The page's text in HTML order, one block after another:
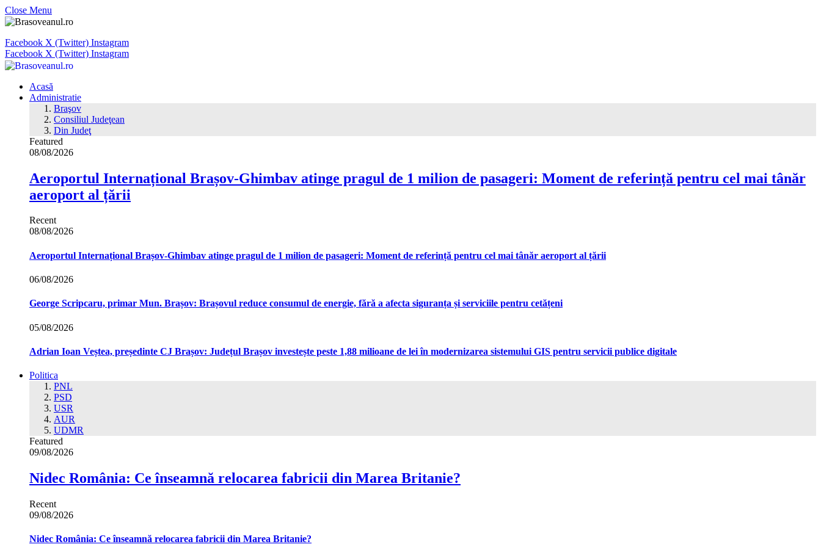
Close Menu
Facebook X (Twitter) Instagram
Facebook X (Twitter) Instagram
Acasă
Administratie
Braşov
Consiliul Judeţean
Din Judeţ
Featured
08/08/2026
Aeroportul Internațional Brașov‑Ghimbav atinge pragul de 1 milion de pasageri: Moment de referință pentru cel mai tânăr
aeroport al țării
Recent
08/08/2026
Aeroportul Internațional Brașov‑Ghimbav atinge pragul de 1 milion de pasageri: Moment de referință pentru cel mai tânăr aeroport al țării
06/08/2026
George Scripcaru, primar Mun. Brașov: Brașovul reduce consumul de energie, fără a afecta siguranța și serviciile pentru cetățeni
05/08/2026
Adrian Ioan Veștea, președinte CJ Brașov: Județul Brașov investește peste 1,88 milioane de lei în modernizarea sistemului GIS pentru servicii publice digitale
Politica
PNL
PSD
USR
AUR
UDMR
Featured
09/08/2026
Nidec România: Ce înseamnă relocarea fabricii din Marea Britanie?
Recent
09/08/2026
Nidec România: Ce înseamnă relocarea fabricii din Marea Britanie?